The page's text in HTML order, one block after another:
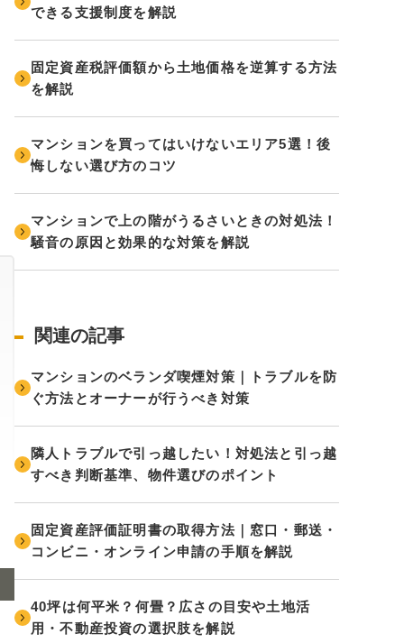
できる支援制度を解説
固定資産税評価額から土地価格を逆算する方法
を解説
マンションを買ってはいけないエリア5選！後
悔しない選び方のコツ
マンションで上の階がうるさいときの対処法！
騒音の原因と効果的な対策を解説
関連の記事
マンションのベランダ喫煙対策｜トラブルを防
ぐ方法とオーナーが行うべき対策
隣人トラブルで引っ越したい！対処法と引っ越
すべき判断基準、物件選びのポイント
固定資産評価証明書の取得方法｜窓口・郵送・
コンビニ・オンライン申請の手順を解説
40坪は何平米？何畳？広さの目安や土地活
用・不動産投資の選択肢を解説